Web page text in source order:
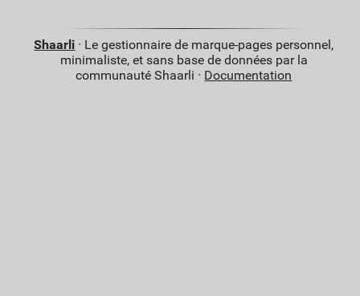
Shaarli · Le gestionnaire de marque-pages personnel,
minimaliste, et sans base de données par la
communauté Shaarli · Documentation